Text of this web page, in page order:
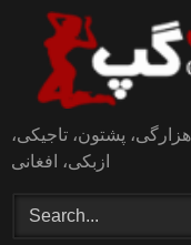
content
پشتون، تاجیکی،
ازبکی، افغانی